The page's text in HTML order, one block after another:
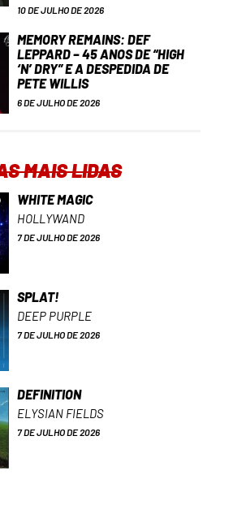
10 DE JULHO DE 2026
MEMORY REMAINS: DEF
LEPPARD – 45 ANOS DE “HIGH
‘N’ DRY” E A DESPEDIDA DE
PETE WILLIS
6 DE JULHO DE 2026
MAIS LIDAS
WHITE MAGIC
HOLLYWAND
7 DE JULHO DE 2026
SPLAT!
DEEP PURPLE
7 DE JULHO DE 2026
DEFINITION
ELYSIAN FIELDS
7 DE JULHO DE 2026